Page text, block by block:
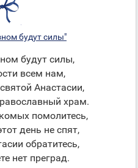
будут силы"
будут силы,
всем нам,
Анастасии,
храм.
помолитесь,
день не спят,
обратитесь,
нет преград.